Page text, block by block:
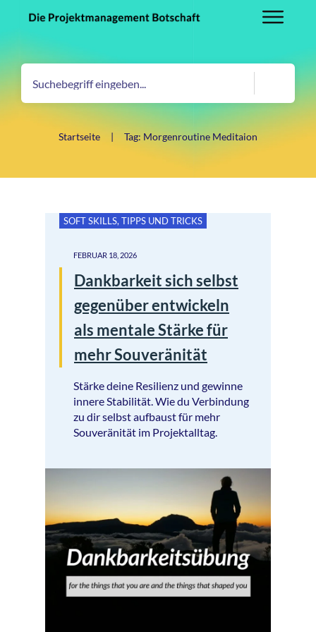
Startseite | Tag: Morgenroutine Meditaion
SOFT SKILLS, TIPPS UND TRICKS
FEBRUAR 18, 2026
Dankbarkeit sich selbst
gegenüber entwickeln
als mentale Stärke für
mehr Souveränität
Stärke deine Resilienz und gewinne
innere Stabilität. Wie du Verbindung
zu dir selbst aufbaust für mehr
Souveränität im Projektalltag.